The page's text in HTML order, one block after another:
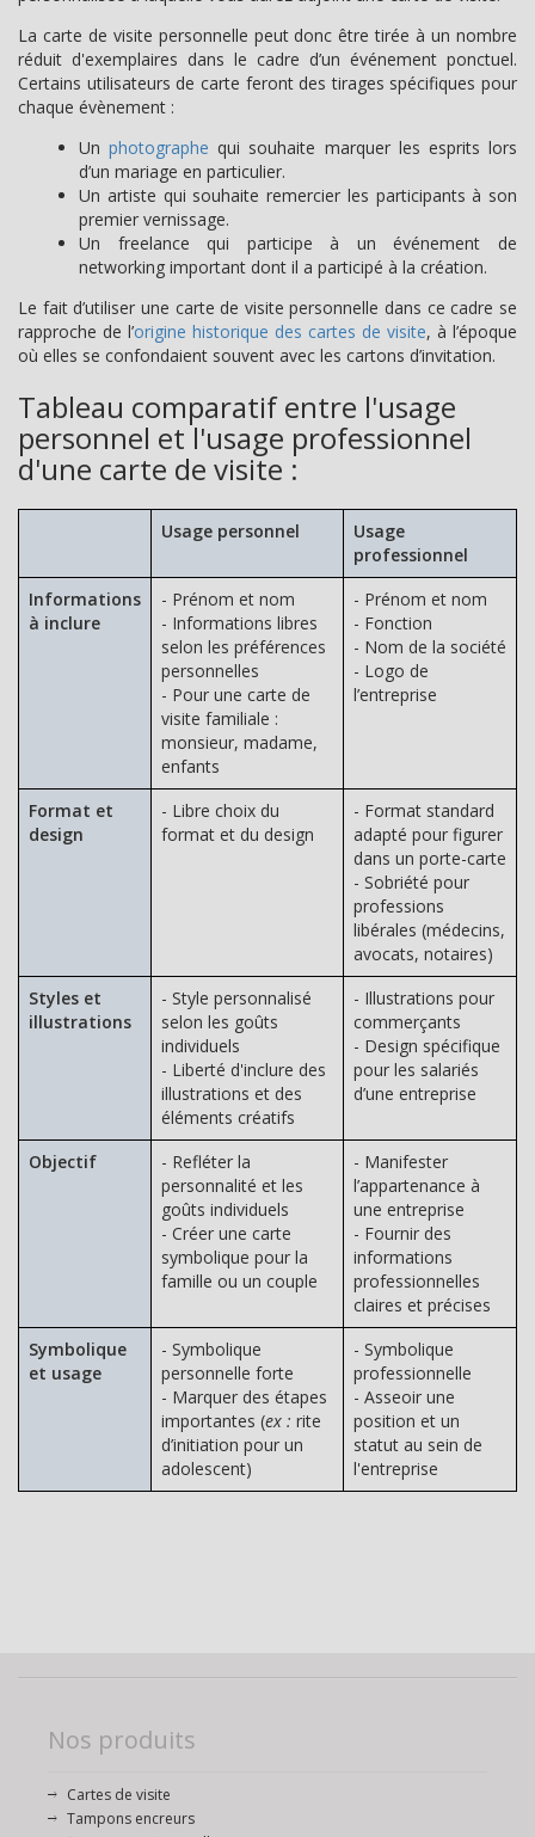
La carte de visite personnelle peut donc être tirée à un nombre
réduit d'exemplaires dans le cadre d’un événement ponctuel.
Certains utilisateurs de carte feront des tirages spécifiques pour
chaque évènement :
Unphotographe qui souhaite marquer les esprits lors
d’un mariage en particulier.
Un artiste qui souhaite remercier les participants à son
premier vernissage.
Un freelance qui participe à un événement de
networking important dont il a participé à la création.
Le fait d’utiliser une carte de visite personnelle dans ce cadre se
rapproche de l’origine historique des cartes de visite, à l’époque
où elles se confondaient souvent avec les cartons d’invitation.
Tableau comparatif entre l'usage
personnel et l'usage professionnel
d'une carte de visite :
Usage personnel
Usage
professionnel
Informations
à inclure
- Prénom et nom
- Informations libres
selon les préférences
personnelles
- Pour une carte de
visite familiale :
monsieur, madame,
enfants
- Prénom et nom
- Fonction
- Nom de la société
- Logo de
l’entreprise
Format et
design
- Libre choix du
format et du design
- Format standard
adapté pour figurer
dans un porte-carte
- Sobriété pour
professions
libérales (médecins,
avocats, notaires)
Styles et
illustrations
- Style personnalisé
selon les goûts
individuels
- Liberté d'inclure des
illustrations et des
éléments créatifs
- Illustrations pour
commerçants
- Design spécifique
pour les salariés
d’une entreprise
Objectif
- Refléter la
personnalité et les
goûts individuels
- Créer une carte
symbolique pour la
famille ou un couple
- Manifester
l’appartenance à
une entreprise
- Fournir des
informations
professionnelles
claires et précises
Symbolique
et usage
- Symbolique
personnelle forte
- Marquer des étapes
importantes (ex : rite
d’initiation pour un
adolescent)
- Symbolique
professionnelle
- Asseoir une
position et un
statut au sein de
l'entreprise
Nos produits
Cartes de visite
Tampons encreurs